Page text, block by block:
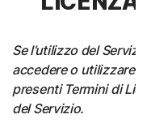
Se l’utilizzo del
accedere o utilizzare il
presenti Termini di
del Servizio.